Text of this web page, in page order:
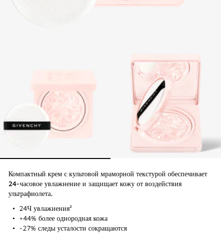
Компактный крем с культовой мраморной текстурой обеспечивает
24-часовое увлажнение и защищает кожу от воздействия
ультрафиолета.
24Ч увлажнения²
+44% более однородная кожа
-27% следы усталости сокращаются